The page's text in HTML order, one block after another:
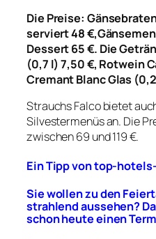
Die Preise: G
serviert 48 €,
Dessert 65 €. Die
(0,7 l) 7,50 €, Rotwein
Cremant Blanc Glas
Strauchs Falco bietet
Silvestermenüs an. Die
zwischen 69 und 119 €.
Ein Tipp von top-
Sie wollen zu den
strahlend aussehen?
schon heute einen